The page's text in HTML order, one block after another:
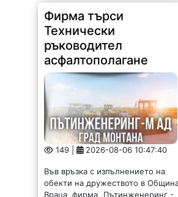
2026-08-06 10:47:40
Във връзка с изпълнението на
обекти на дружеството в Община
Враца, фирма „Пътинженеринг -
М“ ЕАД гр. Монтана, търси да
назначи: Технически ръководител
трябва да притежават:
Строително образование и